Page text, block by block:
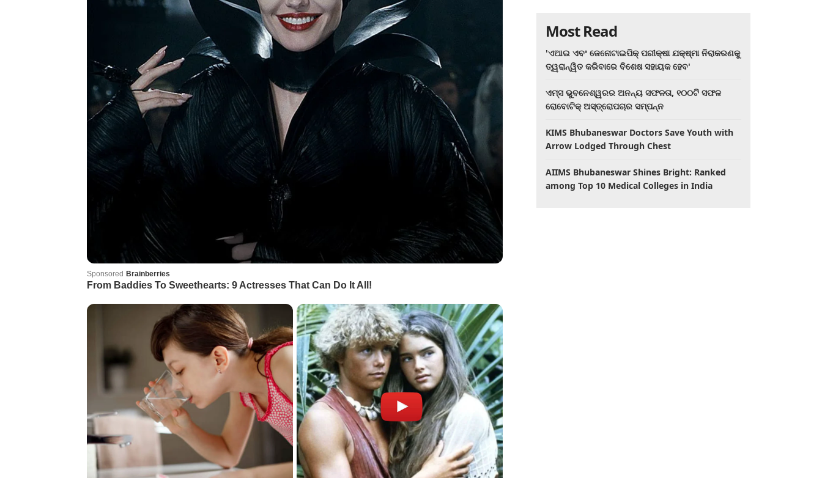
Most Read
'ଏଆଇ ଏବଂ ଜେନୋଟାଇପିକ୍ ପରୀକ୍ଷା ଯକ୍ଷ୍ମା ନିରାକରଣକୁ
ତ୍ୱରାନ୍ୱିତ କରିବାରେ ବିଶେଷ ସହାୟକ ହେବ'
ଏମ୍ସ ଭୁବନେଶ୍ୱରର ଅନନ୍ୟ ସଫଳତା, ୧୦୦ଟି ସଫଳ
ରୋବୋଟିକ୍ ଅସ୍ତ୍ରୋପଚାର ସମ୍ପନ୍ନ
KIMS Bhubaneswar Doctors Save Youth with
Arrow Lodged Through Chest
AIIMS Bhubaneswar Shines Bright: Ranked
among Top 10 Medical Colleges in India